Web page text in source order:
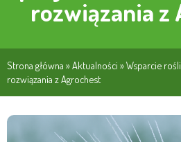
rozwiązania z
Strona główna »Aktualności »Wsparcie
rozwiązania z Agrochest